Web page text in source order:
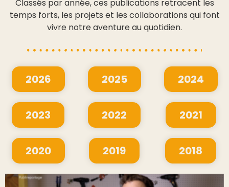
Classés par année, ces publications retracent les
temps forts, les projets et les collaborations qui font
vivre notre aventure au quotidien.
2026 2025 2024
2023 2022 2021
2020 2019 2018